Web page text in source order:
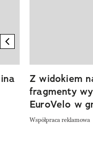
previous element
Z widokiem
fragmenty
EuroVelo w
Współpraca reklamowa